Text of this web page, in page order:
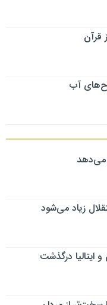
طرح‌های آب
می‌دهد
زیاد می‌شود
و ایتالیا درگذشت